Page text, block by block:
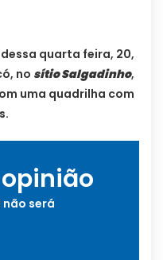
quarta feira, 20,
no sítio Salgadinho,
uma quadrilha com
não será